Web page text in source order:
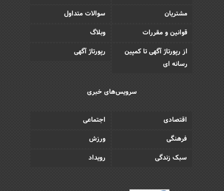
مشتریان
سوالات متداول
قوانین و مقررات
وبلاگ
از رپورتاژ آگهی تا کمپین
رسانه ای
رپورتاژ آگهی
سرویس‌های خبری
اقتصادی
اجتماعی
فرهنگی
ورزش
سبک زندگی
رویداد